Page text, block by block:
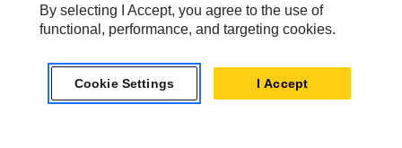
Cookie Settings
Avisos Legales
Privacidad
By selecting I Accept, you agree to the use of
functional, performance, and targeting cookies.
Cookie Settings I Accept